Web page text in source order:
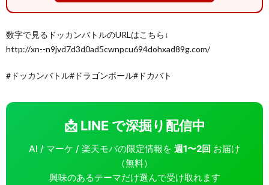
数字で見るドッカンバトルのURLはこちら↓
http://xn--n9jvd7d3d0ad5cwnpcu694dohxad89g.com/
#ドッカンバトル#ドラゴンボール#ドカバト
📩 LINE で深掘り配信中
AI / マーケ / 楽天モバの限定情報を 週1〜2回 お届け
（無料）
興味のあるテーマだけ選んで受け取れます